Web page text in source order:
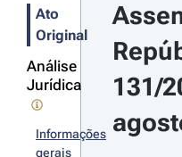
Ato
Original
Análise
Jurídica
Informações
gerais
131/